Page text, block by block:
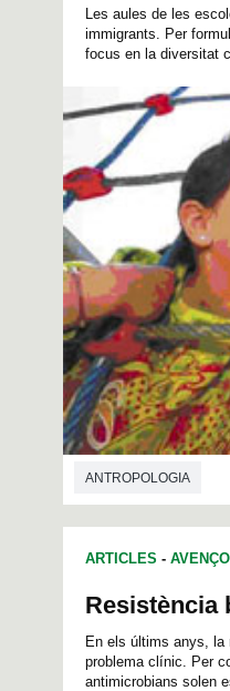
Les aules de les
immigrants. Per
focus en la diversitat
ANTROPOLOGIA
ARTICLES -
Resistència
En els últims anys, la
problema clínic. Per
antimicrobians solen